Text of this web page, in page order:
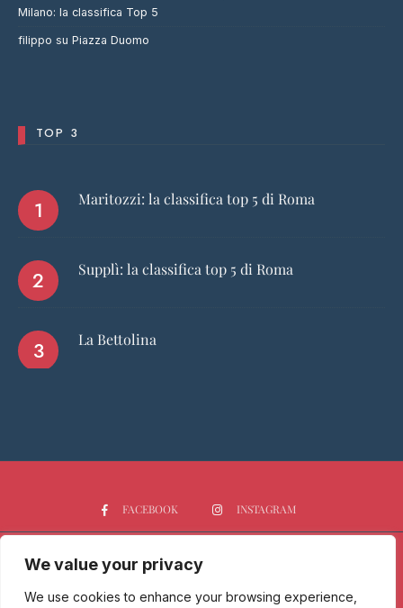
We value your privacy
We use cookies to enhance your browsing experience,
Milano: la classifica Top 5
filippo su Piazza Duomo
TOP 3
Maritozzi: la classifica top 5 di Roma
Supplì: la classifica top 5 di Roma
La Bettolina
FACEBOOK INSTAGRAM
HOME CHI SIAMO